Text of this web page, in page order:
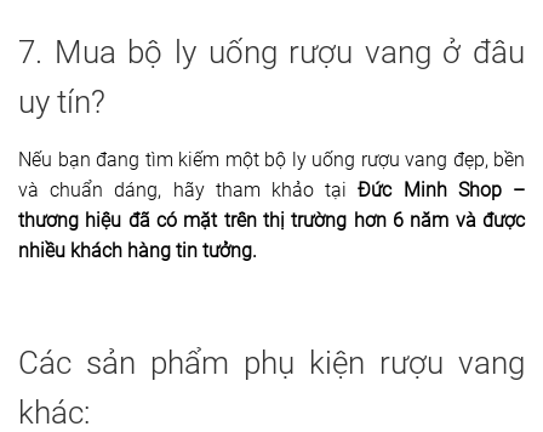
7. Mua bộ ly uống rượu vang ở đâu
uy tín?
Nếu bạn đang tìm kiếm một bộ ly uống rượu vang đẹp, bền
và chuẩn dáng, hãy tham khảo tạiĐức Minh Shop –
thương hiệu đã có mặt trên thị trường hơn 6 năm và được
nhiều khách hàng tin tưởng.
Các sản phẩm phụ kiện rượu vang
khác: